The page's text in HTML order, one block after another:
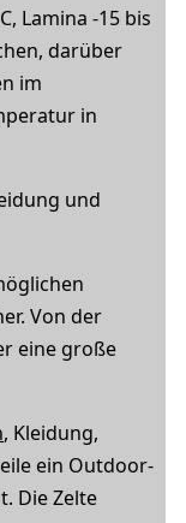
Lamina -15 bis
darüber
im
in
und
Von der
eine große
, Kleidung,
ein Outdoor-
Die Zelte